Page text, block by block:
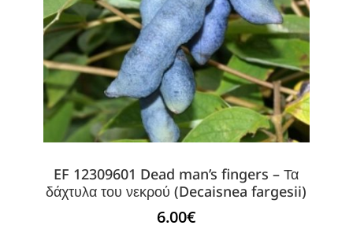
EF 12309601 Dead man’s fingers – Τα
δάχτυλα του νεκρού (Decaisnea fargesii)
6.00€